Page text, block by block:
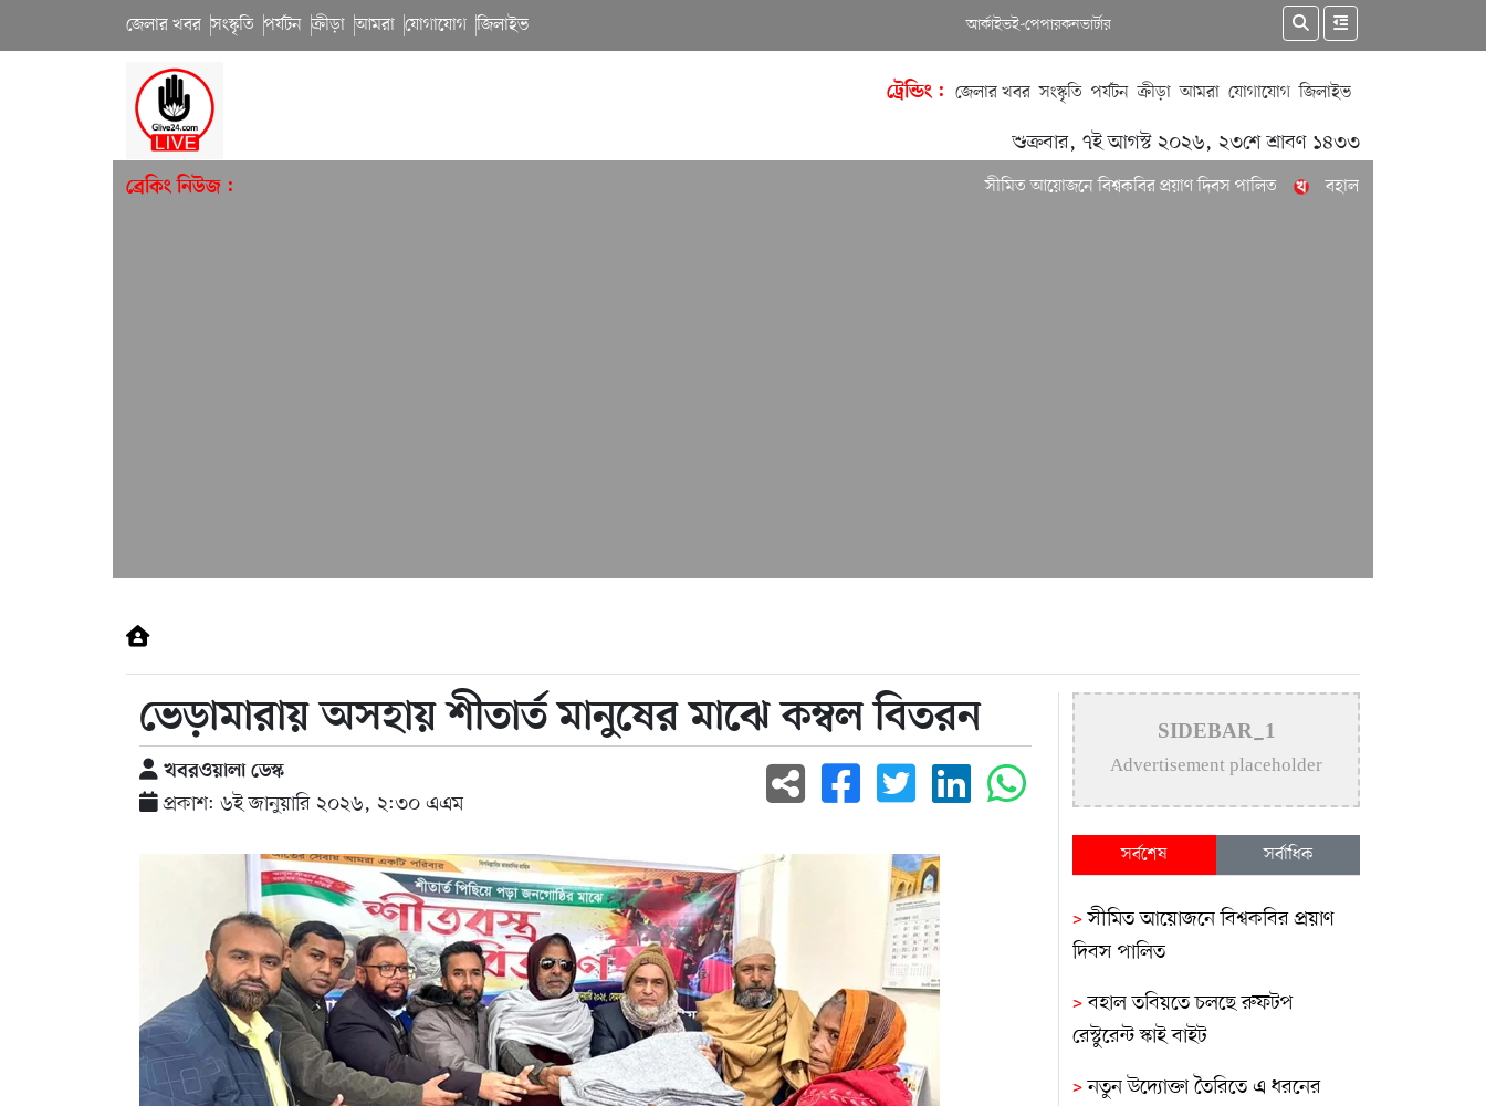
জেলার খবর সংস্কৃতি পর্যটন ক্রীড়া আমরা যোগাযোগ জিলাইভ আর্কাইভই-পেপারকনভার্টার
ট্রেন্ডিং : জেলার খবর সংস্কৃতি পর্যটন ক্রীড়া আমরা যোগাযোগ জিলাইভ
শুক্রবার, ৭ই আগস্ট ২০২৬, ২৩শে শ্রাবণ ১৪৩৩
ব্রেকিং নিউজ : সীমিত আয়োজনে বিশ্বকবির প্রয়াণ দিবস পালিত বহাল তবিয়তে চলছে রুফটপ
ভেড়ামারায় অসহায় শীতার্ত মানুষের মাঝে কম্বল বিতরন
খবরওয়ালা ডেস্ক
প্রকাশ: ৬ই জানুয়ারি ২০২৬, ২:৩০ এএম
SIDEBAR_1
Advertisement placeholder
সর্বশেষ সর্বাধিক
>সীমিত আয়োজনে বিশ্বকবির প্রয়াণ
দিবস পালিত
>বহাল তবিয়তে চলছে রুফটপ
রেস্টুরেন্ট স্কাই বাইট
>নতুন উদ্যোক্তা তৈরিতে এ ধরনের